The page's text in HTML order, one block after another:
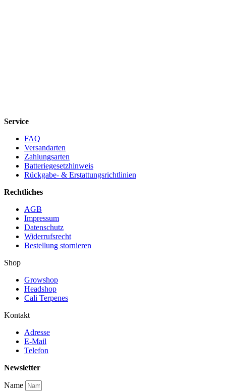
Service
FAQ
Versandarten
Zahlungsarten
Batteriegesetzhinweis
Rückgabe- & Erstattungsrichtlinien
Rechtliches
AGB
Impressum
Datenschutz
Widerrufsrecht
Bestellung stornieren
Shop
Growshop
Headshop
Cali Terpenes
Kontakt
Adresse
E-Mail
Telefon
Newsletter
Name